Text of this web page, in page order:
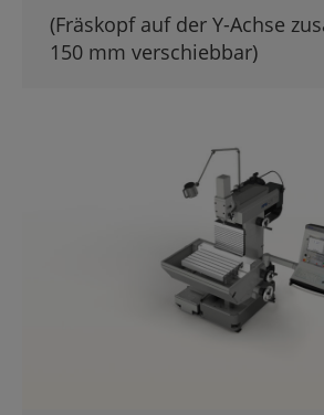
(Fräskopf auf der Y-Achse
150 mm verschiebbar)